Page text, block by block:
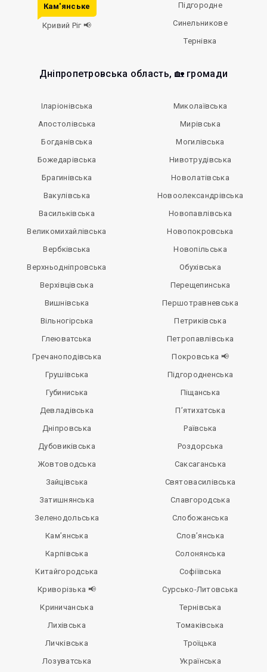
Кам'янське
Кривий Ріг 📢
Підгородне
Синельникове
Тернівка
Дніпропетровська область, 🏡 громади
Іларіонівська
Апостолівська
Богданівська
Божедарівська
Брагинівська
Вакулівська
Васильківська
Великомихайлівська
Вербківська
Верхньодніпровська
Верхівцівська
Вишнівська
Вільногірська
Глеюватська
Гречаноподівська
Грушівська
Губиниська
Девладівська
Дніпровська
Дубовиківська
Жовтоводська
Зайцівська
Затишнянська
Зеленодольська
Кам’янська
Карпівська
Китайгородська
Криворізька 📢
Криничанська
Лихівська
Личківська
Лозуватська
Миколаївська
Мирівська
Могилівська
Нивотрудівська
Новолатівська
Новоолександрівська
Новопавлівська
Новопокровська
Новопільська
Обухівська
Перещепинська
Першотравневська
Петриківська
Петропавлівська
Покровська 📢
Підгородненська
Піщанська
П’ятихатська
Раївська
Роздорська
Саксаганська
Святовасилівська
Славгородська
Слобожанська
Слов’янська
Солонянська
Софіївська
Сурсько-Литовська
Тернівська
Томаківська
Троїцька
Українська